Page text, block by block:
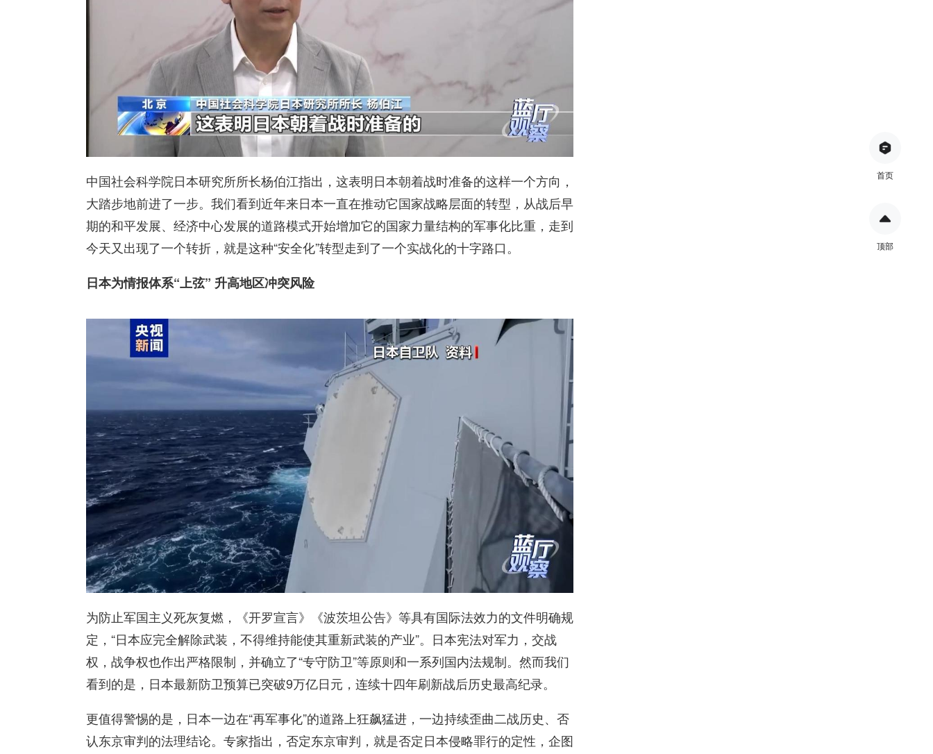
中国社会科学院日本研究所所长杨伯江指出，这表明日本朝着战时准备的这样一个方向，
大踏步地前进了一步。我们看到近年来日本一直在推动它国家战略层面的转型，从战后早
期的和平发展、经济中心发展的道路模式开始增加它的国家力量结构的军事化比重，走到
今天又出现了一个转折，就是这种“安全化”转型走到了一个实战化的十字路口。
日本为情报体系“上弦” 升高地区冲突风险
为防止军国主义死灰复燃，《开罗宣言》《波茨坦公告》等具有国际法效力的文件明确规
定，“日本应完全解除武装，不得维持能使其重新武装的产业”。日本宪法对军力，交战
权，战争权也作出严格限制，并确立了“专守防卫”等原则和一系列国内法规制。然而我们
看到的是，日本最新防卫预算已突破9万亿日元，连续十四年刷新战后历史最高纪录。
更值得警惕的是，日本一边在“再军事化”的道路上狂飙猛进，一边持续歪曲二战历史、否
认东京审判的法理结论。专家指出，否定东京审判，就是否定日本侵略罪行的定性，企图
首页
顶部